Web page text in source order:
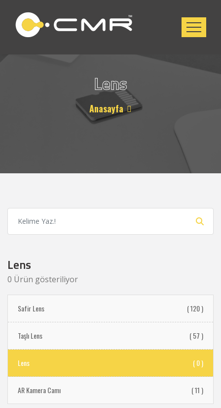
Lens
Anasayfa
Lens
0 Ürün gösteriliyor
Safir Lens ( 120 )
Taşlı Lens ( 57 )
Lens ( 0 )
AR Kamera Camı ( 11 )